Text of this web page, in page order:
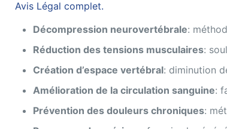
Avis Légal complet.
Décompression neurovertébrale:
Réduction des tensions musculaires:
Création d’espace vertébral: diminution
Amélioration de la circulation sanguine:
Prévention des douleurs chroniques: